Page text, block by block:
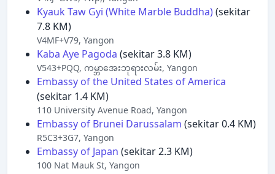
Kyauk Taw Gyi (White Marble Buddha)(sekitar
7.8 KM)
V4MF+V79, Yangon
Kaba Aye Pagoda (sekitar 3.8 KM)
V543+PQQ, ကမ္ဘာအေးဘုရားလမ်း, Yangon
Embassy of the United States of America
(sekitar 1.4 KM)
110 University Avenue Road, Yangon
Embassy of Brunei Darussalam (sekitar 0.4 KM)
R5C3+3G7, Yangon
Embassy of Japan (sekitar 2.3 KM)
100 Nat Mauk St, Yangon